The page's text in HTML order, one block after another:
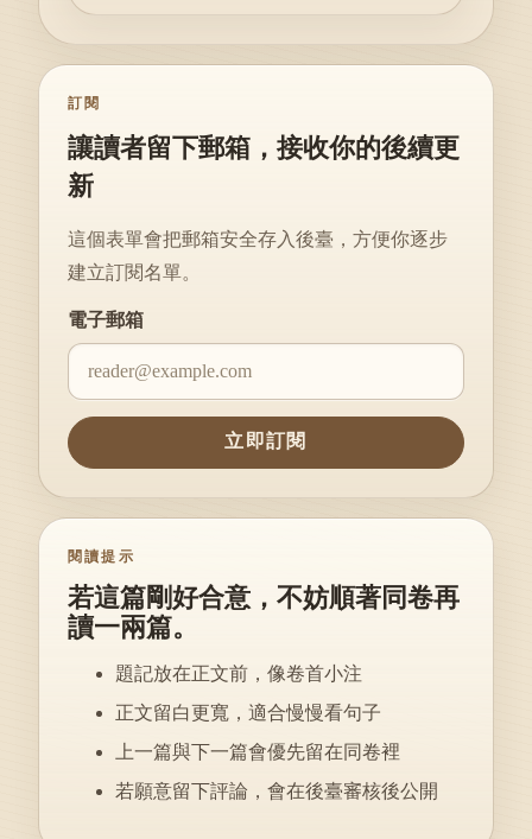
訂閱
讓讀者留下郵箱，接收你的後續更
新
這個表單會把郵箱安全存入後臺，方便你逐步
建立訂閱名單。
電子郵箱
Website
立即訂閱
閱讀提示
若這篇剛好合意，不妨順著同卷再
讀一兩篇。
題記放在正文前，像卷首小注
正文留白更寬，適合慢慢看句子
上一篇與下一篇會優先留在同卷裡
若願意留下評論，會在後臺審核後公開